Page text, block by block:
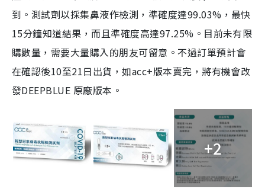
到。測試劑以採集鼻液作檢測，準確度達99.03%，最快
15分鐘知道結果，而且準確度高達97.25%。目前未有限
購數量，需要大量購入的朋友可留意。不過訂單預計會
在確認後10至21日出貨，如acc+版本賣完，將有機會改
發DEEPBLUE 原廠版本。
+2